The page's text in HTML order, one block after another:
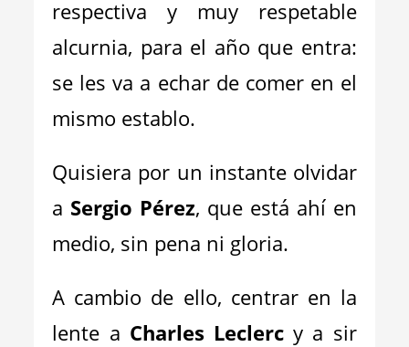
respectiva y muy respetable
alcurnia, para el año que entra:
se les va a echar de comer en el
mismo establo.
Quisiera por un instante olvidar
a Sergio Pérez, que está ahí en
medio, sin pena ni gloria.
A cambio de ello, centrar en la
lente a Charles Leclerc y a sir